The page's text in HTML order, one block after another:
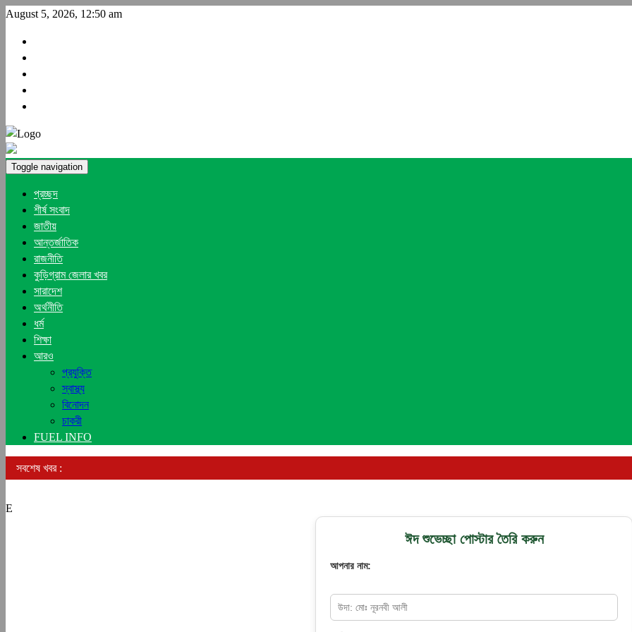
August 5, 2026, 12:50 am
Toggle navigation
প্রচ্ছদ
শীর্ষ সংবাদ
জাতীয়
আন্তর্জাতিক
রাজনীতি
কুড়িগ্রাম জেলার খবর
সারাদেশ
অর্থনীতি
ধর্ম
শিক্ষা
আরও
প্রযুক্তি
স্বাস্থ্য
বিনোদন
চাকরী
FUEL INFO
সবশেষ খবর :
E
ঈদ শুভেচ্ছা পোস্টার তৈরি করুন
আপনার নাম: